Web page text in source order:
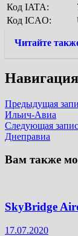
Код IATA:
Код ICAO:
Читайте
Предыдущая
Ильич-Авиа
Следующая
Днеправиа
Вам также
SkyBridge
17.07.2020